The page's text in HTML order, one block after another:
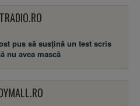
pus să susţină un test scris
nu avea mască